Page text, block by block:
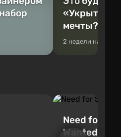
«Укрытие»
мечты?
2 недели назад
Need for
Wanted